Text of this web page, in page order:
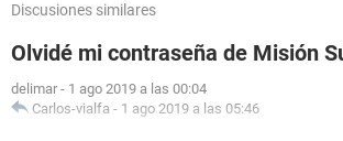
Discusiones similares
Olvidé mi contraseña de Misión
delimar - 1 ago 2019 a las 00:04
Carlos-vialfa - 1 ago 2019 a las 05:46